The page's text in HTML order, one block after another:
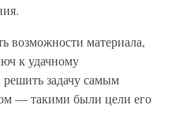
возможности материала,
к удачному
задачу самым
— такими были цели его